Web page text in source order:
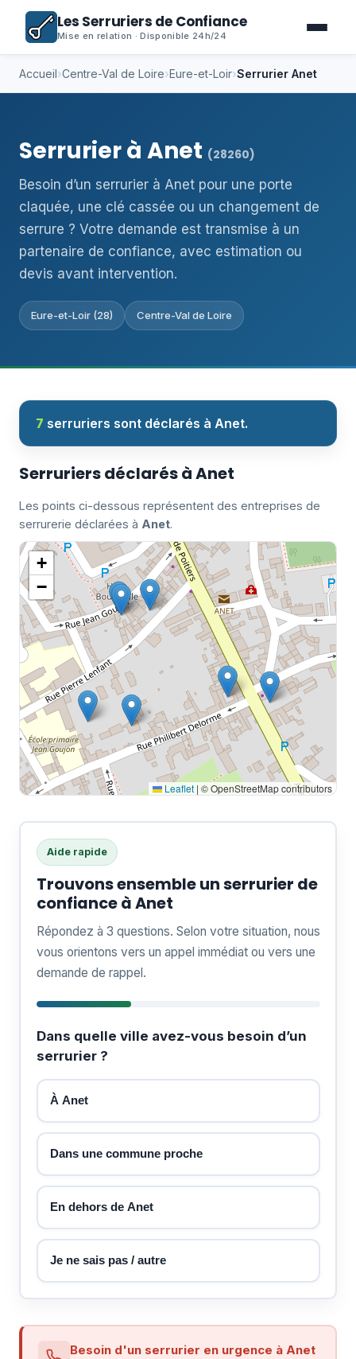
Les Serruriers de Confiance
Mise en relation · Disponible 24h/24
Accueil›Centre-Val de Loire›Eure-et-Loir›Serrurier Anet
Serrurier à Anet (28260)
Besoin d’un serrurier à Anet pour une porte
claquée, une clé cassée ou un changement de
serrure ? Votre demande est transmise à un
partenaire de confiance, avec estimation ou
devis avant intervention.
Eure-et-Loir (28) Centre-Val de Loire
7 serruriers sont déclarés à Anet.
Serruriers déclarés à Anet
Les points ci-dessous représentent des entreprises de
serrurerie déclarées à Anet.
+
−
Leaflet | © OpenStreetMap contributors
Aide rapide
Trouvons ensemble un serrurier de
confiance à Anet
Répondez à 3 questions. Selon votre situation, nous
vous orientons vers un appel immédiat ou vers une
demande de rappel.
Dans quelle ville avez-vous besoin d’un
serrurier ?
À Anet
Dans une commune proche
En dehors de Anet
Je ne sais pas / autre
Besoin d'un serrurier en urgence à Anet